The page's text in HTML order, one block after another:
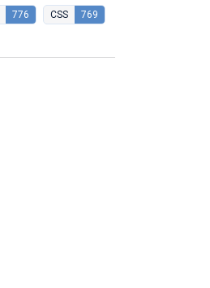
776 CSS 769